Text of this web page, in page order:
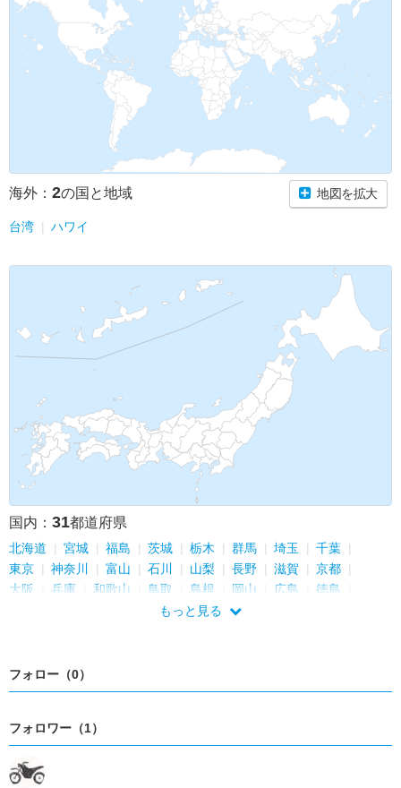
海外： 2の国と地域 地図を拡大
台湾 ハワイ
国内： 31都道府県
北海道 宮城 福島 茨城 栃木 群馬 埼玉
千葉
東京
神奈川 富山 石川 山梨 長野 滋賀
京都
大阪
兵庫 和歌山 鳥取 島根 岡山 広島
徳島
熊本 鹿児島
もっと見る
フォロー（0）
フォロワー（1）